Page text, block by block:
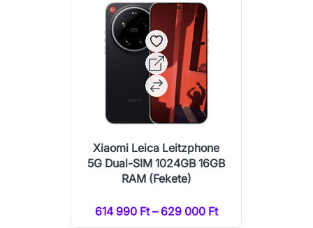
Xiaomi Leica Leitzphone
5G Dual-SIM 1024GB 16GB
RAM (Fekete)
614 990 Ft – 629 000 Ft